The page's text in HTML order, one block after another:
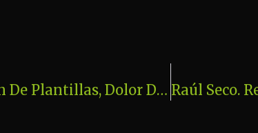
Juan Barbellido. Sobre Relación De Plantillas, Dolor De Espalda, Mareos Y Dolor De Cabeza